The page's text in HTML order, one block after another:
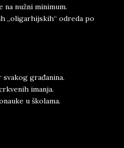
na nužni minimum.
„oligarhijskih“ odreda po
građanina.
imanja.
u školama.